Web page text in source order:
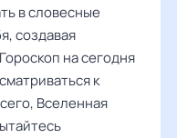
в словесные
создавая
на сегодня
к
Вселенная